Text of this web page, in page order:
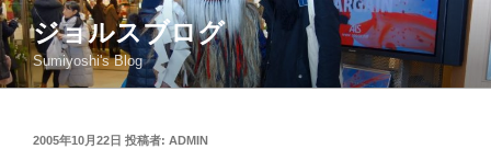
コ
ン
テ
ン
ジョルスブログ
Sumiyoshi's Blog
投
2005年10月22日 投稿者: ADMIN